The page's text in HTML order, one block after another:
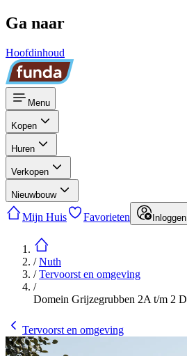
Ga naar
Hoofdinhoud
Menu
Kopen
Huren
Verkopen
Nieuwbouw
Mijn Huis Favorieten Inloggen
/Nuth
/Tervoorst en omgeving
/
Domein Grijzegrubben 2A t/m 2 D
Tervoorst en omgeving